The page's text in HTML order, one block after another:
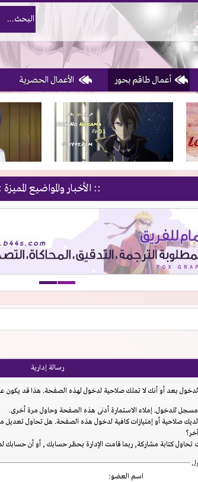
أعمال طاقم بحور الأعمال الحصرية
1, 2, 3 & 4of 10
:: الأخبار والمواضيع
رسالة إدارية
بعد أو أنك لا تملك صلاحية لدخول لهذه الصفحة. هذا قد يكون
مسجل للدخول. إملاء الاستمارة أدنى هذه الصفحة وحاول مرة أخرى.
صلاحية أو إمتيازات كافية لدخول هذه الصفحة. هل تحاول
تحاول كتابة مشاركة, ربما قامت الإدارة بحظر حسابك , أو أن حسابك
اسم العضو: